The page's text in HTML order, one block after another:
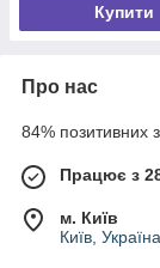
Купити
Про нас
84% позитивних з
Працює з
м. Київ
Київ, Україна